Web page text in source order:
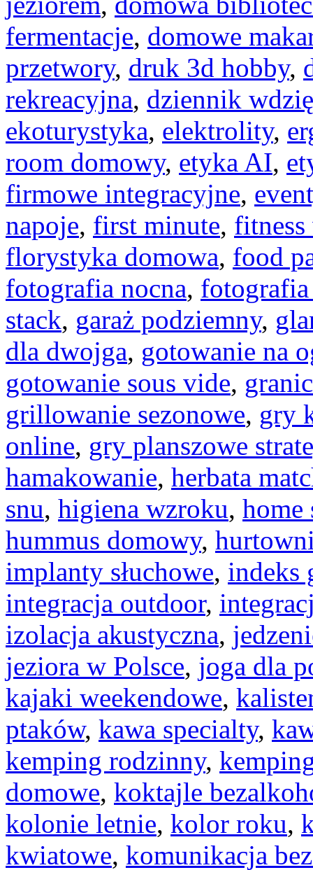
fermentacje, domowe
przetwory, druk 3d hobby,
rekreacyjna, dziennik
ekoturystyka, elektrolity,
room domowy, etyka AI,
firmowe integracyjne,
napoje, first minute,
florystyka domowa, food
fotografia nocna,
stack, garaż podziemny,
dla dwojga, gotowanie na
gotowanie sous vide,
grillowanie sezonowe, gry
online, gry planszowe
hamakowanie, herbata
snu, higiena wzroku, home
hummus domowy,
implanty słuchowe, indeks
integracja outdoor,
izolacja akustyczna,
jeziora w Polsce, joga dla
kajaki weekendowe,
ptaków, kawa specialty,
kemping rodzinny,
domowe, koktajle
kolonie letnie, kolor roku,
kwiatowe, komunikacja